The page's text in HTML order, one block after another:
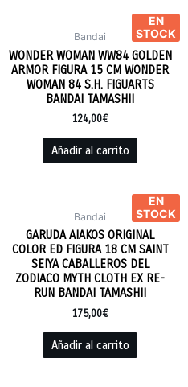
EN
STOCK
Bandai
WONDER WOMAN WW84 GOLDEN
ARMOR FIGURA 15 CM WONDER
WOMAN 84 S.H. FIGUARTS
BANDAI TAMASHII
124,00€
Añadir al carrito
EN
STOCK
Bandai
GARUDA AIAKOS ORIGINAL
COLOR ED FIGURA 18 CM SAINT
SEIYA CABALLEROS DEL
ZODIACO MYTH CLOTH EX RE-
RUN BANDAI TAMASHII
175,00€
Añadir al carrito